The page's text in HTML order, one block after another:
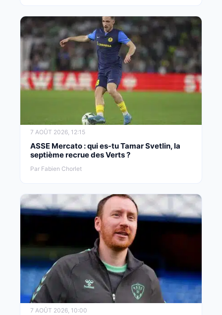
7 AOÛT 2026, 12:15
ASSE Mercato : qui es-tu Tamar Svetlin, la
septième recrue des Verts ?
Par Fabien Chorlet
7 AOÛT 2026, 10:00